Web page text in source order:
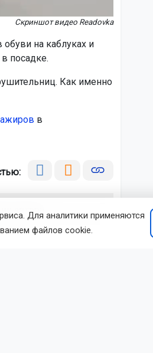
Скриншот видео Readovka
на каблуках и
посадке.
Как именно
в
автораДля аналитики применяются
файлов cookie.